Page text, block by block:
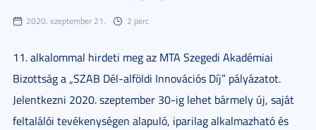
2020. szeptember 21. 2 perc
11. alkalommal hirdeti meg az MTA Szegedi Akadémiai
Bizottság a „SZAB Dél-alföldi Innovációs Díj” pályázatot.
Jelentkezni 2020. szeptember 30-ig lehet bármely új, saját
feltalálói tevékenységen alapuló, iparilag alkalmazható és